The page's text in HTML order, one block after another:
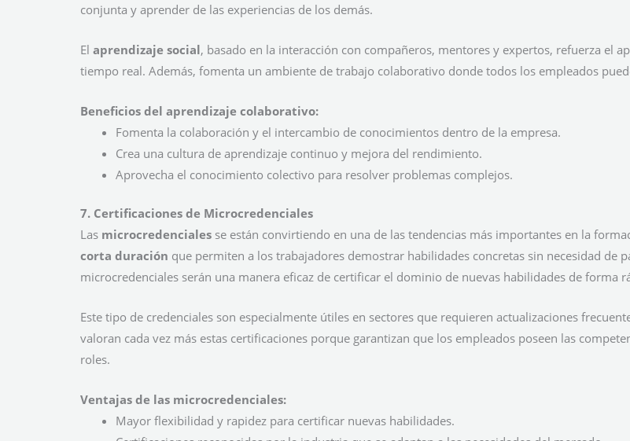
conjunta y aprender de las experiencias de los demás.
El aprendizaje social, basado en la interacción con compañeros, mentores y expertos, refuerza el
tiempo real. Además, fomenta un ambiente de trabajo colaborativo donde todos los empleados
Beneficios del aprendizaje colaborativo:
Fomenta la colaboración y el intercambio de conocimientos dentro de la empresa.
Crea una cultura de aprendizaje continuo y mejora del rendimiento.
Aprovecha el conocimiento colectivo para resolver problemas complejos.
7. Certificaciones de Microcredenciales
Las microcredenciales se están convirtiendo en una de las tendencias más importantes en la
corta duración que permiten a los trabajadores demostrar habilidades concretas sin necesidad de
microcredenciales serán una manera eficaz de certificar el dominio de nuevas habilidades de forma
Este tipo de credenciales son especialmente útiles en sectores que requieren actualizaciones
valoran cada vez más estas certificaciones porque garantizan que los empleados poseen las
roles.
Ventajas de las microcredenciales:
Mayor flexibilidad y rapidez para certificar nuevas habilidades.